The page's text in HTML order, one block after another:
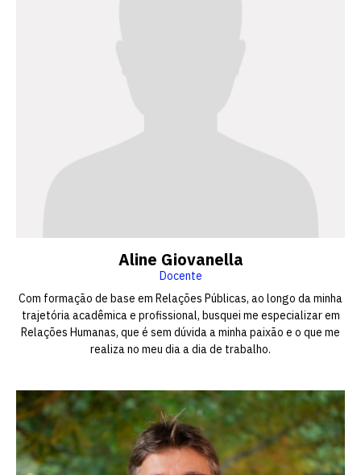
Aline Giovanella
Docente
Com formação de base em Relações Públicas, ao longo da minha
trajetória acadêmica e profissional, busquei me especializar em
Relações Humanas, que é sem dúvida a minha paixão e o que me
realiza no meu dia a dia de trabalho.